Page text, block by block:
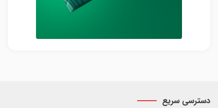
دسترسی سریع